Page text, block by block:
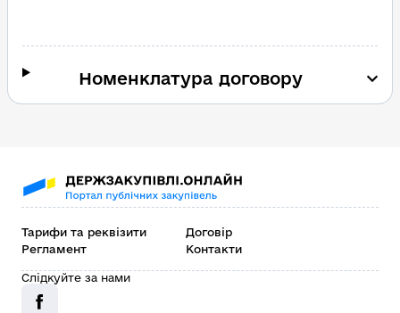
Номенклатура договору
Тарифи та реквізити
Договір
Регламент
Контакти
Слідкуйте за нами